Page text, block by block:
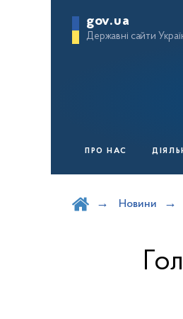
gov.ua
Державні сайти
ПРО НАС
Новини